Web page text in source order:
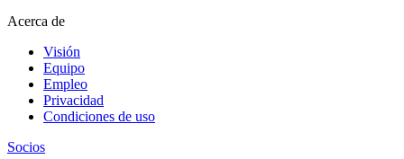
Acerca de
Visión
Equipo
Empleo
Privacidad
Condiciones de uso
Socios